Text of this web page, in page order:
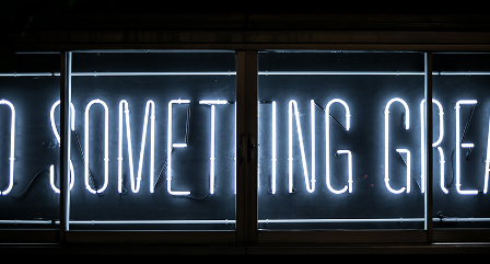
naar
inhoud